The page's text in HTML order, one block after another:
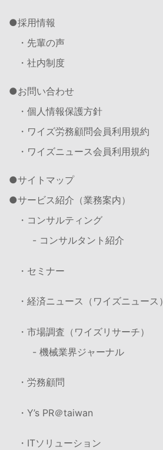
採用情報
・先輩の声
・社内制度
お問い合わせ
・個人情報保護方針
・ワイズ労務顧問会員利用規約
・ワイズニュース会員利用規約
サイトマップ
サービス紹介（業務案内）
・コンサルティング
- コンサルタント紹介
・セミナー
・経済ニュース（ワイズニュース）
・市場調査（ワイズリサーチ）
- 機械業界ジャーナル
・労務顧問
・Y’s PR＠taiwan
・ITソリューション